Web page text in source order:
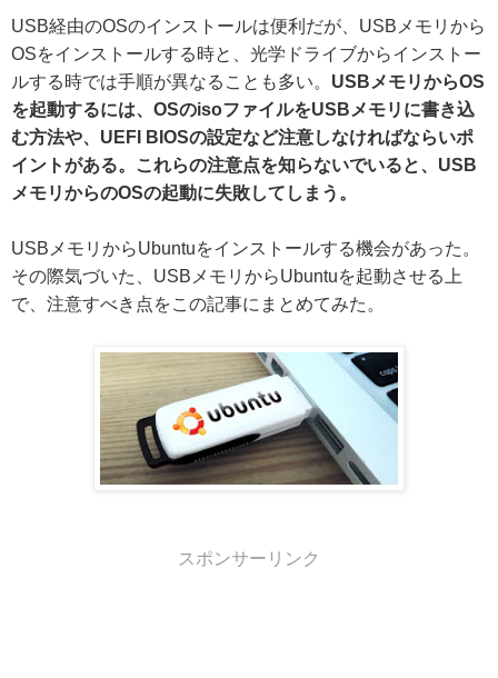
USB経由のOSのインストールは便利だが、USBメモリから
OSをインストールする時と、光学ドライブからインストー
ルする時では手順が異なることも多い。 USBメモリからOS
を起動するには、OSのisoファイルをUSBメモリに書き込
む方法や、UEFI BIOSの設定など注意しなければならいポ
イントがある。これらの注意点を知らないでいると、USB
メモリからのOSの起動に失敗してしまう。
USBメモリからUbuntuをインストールする機会があった。
その際気づいた、USBメモリからUbuntuを起動させる上
で、注意すべき点をこの記事にまとめてみた。
スポンサーリンク